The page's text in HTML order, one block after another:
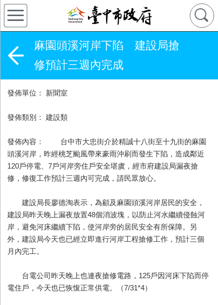
麻園頭溪河岸下陷 建設局搶
修預計三週內完成
發佈單位： 新聞室
發佈類別： 建設類
發佈內容： 台中市大忠街介於精誠十八街至十九街的麻園
頭溪河岸，昨經桃芝颱風帶來豪雨沖刷而發生下陷，造成鄰近
120戶停電、7戶河岸旁住戶安全堪虞，經市府建設局漏夜搶
修，修復工作預計三週內可完成，請民眾放心。
建設局長廖德淘表示，為顧及麻園頭溪河岸居民的安全，
建設局昨天晚上漏夜放置48個消波塊，以防止河水繼續侵蝕河
岸，避免河床繼續下陷，使河岸旁的居民安全有所保障。另
外，建設局今天也已經立即進行河岸工程搶修工作，預計三個
月內完工。
台電公司昨天晚上也連夜搶修電路，125戶因河床下陷而停
電住戶，今天也已恢愎正常供電。（7/31*4）